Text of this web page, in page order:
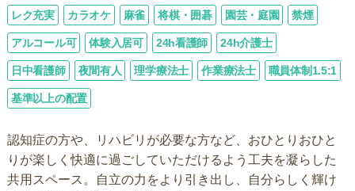
レク充実 カラオケ 麻雀 将棋・囲碁 園芸・庭園 禁煙
アルコール可 体験入居可 24h看護師 24h介護士
日中看護師 夜間有人 理学療法士 作業療法士 職員体制1.5:1
基準以上の配置
認知症の方や、リハビリが必要な方など、おひとりおひと
りが楽しく快適に過ごしていただけるよう工夫を凝らした
共用スペース。自立の力をより引き出し、自分らしく輝け